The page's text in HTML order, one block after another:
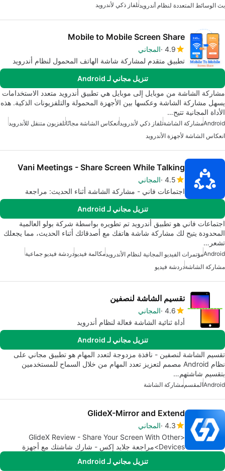
بث الوسائط المتعددة لنظام أندرويدتلفاز ذكي لأندرويد
Mobile to Mobile Screen Share
4.9 المجاني
تطبيق متقدم لمشاركة شاشة الهاتف المحمول لنظام أندرويد
تنزيل مجاني لـ Android
مشاركة الشاشة من موبايل إلى موبايل هي تطبيق أندرويد متعدد الاستخدامات
يسهل مشاركة الشاشة وعكسها بين الأجهزة المحمولة والتلفزيونات الذكية. هذه
الأداة المجانية تتيح…
Androidمشاركة الشاشةتلفاز ذكي لأندرويد انعكاس الشاشة مجانًاتلفزيون متنقل للأندرويد
انعكاس الشاشة لأجهزة الأندرويد
Vani Meetings - Share Screen While Talking
4.5 المجاني
اجتماعات فاني - مشاركة الشاشة أثناء الحديث: مراجعة
تنزيل مجاني لـ Android
اجتماعات فاني هو تطبيق أندرويد تم تطويره بواسطة شركة بولو العالمية
المحدودة يتيح لك مشاركة شاشة هاتفك مع أصدقائك أثناء الحديث، مما يجعلك
تشعر…
Androidمؤتمرات الفيديو المجانية لنظام الأندرويدمكالمة فيديودردشة فيديو جماعية
مشاركة الشاشةدردشة فيديو
تقسيم الشاشة لنصفين
4.6 المجاني
أداة ثنائية الشاشة فعالة لنظام أندرويد
تنزيل مجاني لـ Android
تقسيم الشاشة لنصفين - نافذة مزدوجة لتعدد المهام هو تطبيق مجاني على
نظام Android مصمم لتعزيز تعدد المهام من خلال السماح للمستخدمين
بتقسيم شاشتهم…
Androidالمقسممشاركة الشاشة
GlideX-Mirror and Extend
4.3 المجاني
<GlideX Review - Share Your Screen With Other
Devices>مراجعة جلايد إكس - شارك شاشتك مع أجهزة
أخرى</GlideX Review - Share Your Screen With Other
تنزيل مجاني لـ Android